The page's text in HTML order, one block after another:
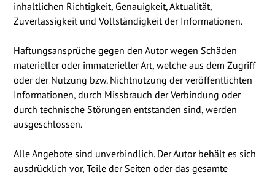
inhaltlichen Richtigkeit, Genauigkeit, Aktualität,
Zuverlässigkeit und Vollständigkeit der Informationen.
Haftungsansprüche gegen den Autor wegen Schäden
materieller oder immaterieller Art, welche aus dem Zugriff
oder der Nutzung bzw. Nichtnutzung der veröffentlichten
Informationen, durch Missbrauch der Verbindung oder
durch technische Störungen entstanden sind, werden
ausgeschlossen.
Alle Angebote sind unverbindlich. Der Autor behält es sich
ausdrücklich vor, Teile der Seiten oder das gesamte